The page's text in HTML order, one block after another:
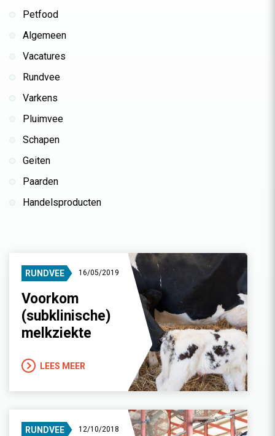
Petfood
Algemeen
Vacatures
Rundvee
Varkens
Pluimvee
Schapen
Geiten
Paarden
Handelsproducten
RUNDVEE 16/05/2019
Voorkom
(subklinische)
melkziekte
LEES MEER
RUNDVEE 12/10/2018